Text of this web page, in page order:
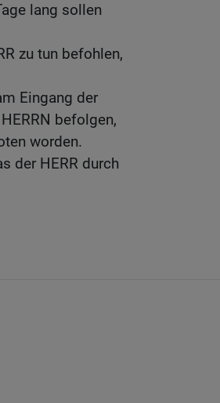
lang sollen
zu tun befohlen,
Eingang der
befolgen,
worden.
der HERR durch